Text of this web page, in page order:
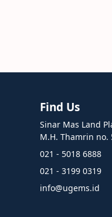
Find Us
Sinar Mas Land
M.H. Thamrin no.
021 - 5018 6888
021 - 3199 0319
info@ugems.id